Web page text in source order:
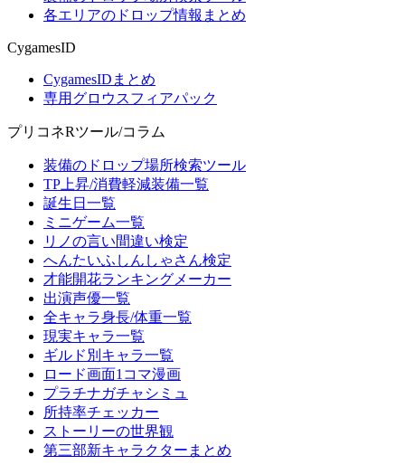
各エリアのドロップ情報まとめ
CygamesID
CygamesIDまとめ
専用グロウスフィアパック
プリコネRツール/コラム
装備のドロップ場所検索ツール
TP上昇/消費軽減装備一覧
誕生日一覧
ミニゲーム一覧
リノの言い間違い検定
へんたいふしんしゃさん検定
才能開花ランキングメーカー
出演声優一覧
全キャラ身長/体重一覧
現実キャラ一覧
ギルド別キャラ一覧
ロード画面1コマ漫画
プラチナガチャシミュ
所持率チェッカー
ストーリーの世界観
第三部新キャラクターまとめ